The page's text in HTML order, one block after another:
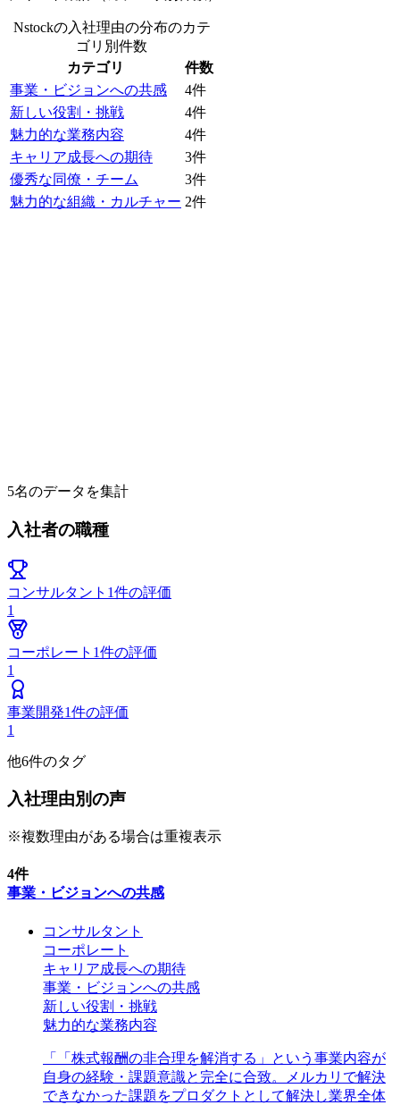
Nstockの入社理由の分布のカテ
ゴリ別件数
カテゴリ
件数
事業・ビジョンへの共感
4件
新しい役割・挑戦
4件
魅力的な業務内容
4件
キャリア成長への期待
3件
優秀な同僚・チーム
3件
魅力的な組織・カルチャー 2件
5名のデータを集計
入社者の職種
コンサルタント 1件の評価
1
コーポレート 1件の評価
1
事業開発1件の評価
1
他6件のタグ
入社理由別の声
※複数理由がある場合は重複表示
4件
事業・ビジョンへの共感
コンサルタント
コーポレート
キャリア成長への期待
事業・ビジョンへの共感
新しい役割・挑戦
魅力的な業務内容
「
「株式報酬の非合理を解消する」という事業内容が
自身の経験・課題意識と完全に合致。メルカリで解決
できなかった課題をプロダクトとして解決し業界全体